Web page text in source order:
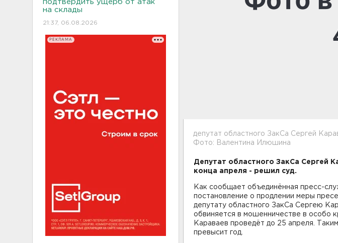
подтвердить ущерб от атак
на склады
21:37, 06.08.2026
РЕКЛАМА
депутат областного ЗакСа Сергей
Фото: Валентина Илюшина
Депутат областного ЗакСа Сергей
конца апреля - решил суд.
Как сообщает объединённая пресс-
постановление о продлении меры
депутату областного ЗакСа Сергею
обвиняется в мошенничестве в особо
Караваев проведёт до 25 апреля.
превысит год.